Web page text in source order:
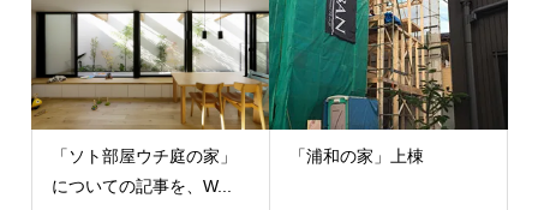
「ソト部屋ウチ庭の家」
についての記事を、W...
「浦和の家」上棟